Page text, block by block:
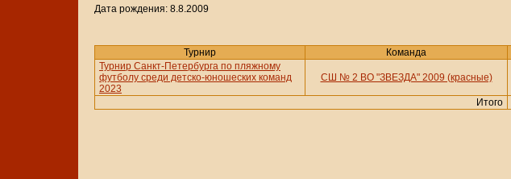
Дата рождения: 8.8.2009
Турнир Команда
Турнир Санкт-Петербурга по пляжному
футболу среди детско-юношеских команд
2023
СШ № 2 ВО "ЗВЕЗДА" 2009 (красные)
Итого